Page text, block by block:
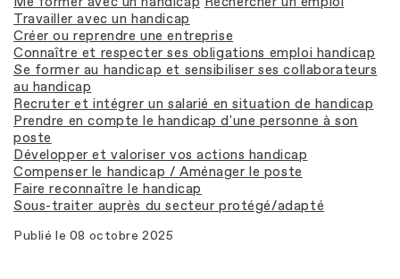
Travailler avec un handicap
Créer ou reprendre une entreprise
Connaître et respecter ses obligations emploi handicap
Se former au handicap et sensibiliser ses collaborateurs
au handicap
Recruter et intégrer un salarié en situation de handicap
Prendre en compte le handicap d'une personne à son
poste
Développer et valoriser vos actions handicap
Compenser le handicap / Aménager le poste
Faire reconnaître le handicap
Sous-traiter auprès du secteur protégé/adapté
Publié le 08 octobre 2025